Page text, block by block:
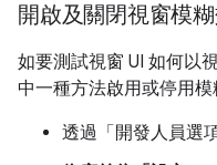
開啟及關閉視窗模
如要測試視窗 UI 如何以
中一種方法啟用或停用模
透過「開發人員選